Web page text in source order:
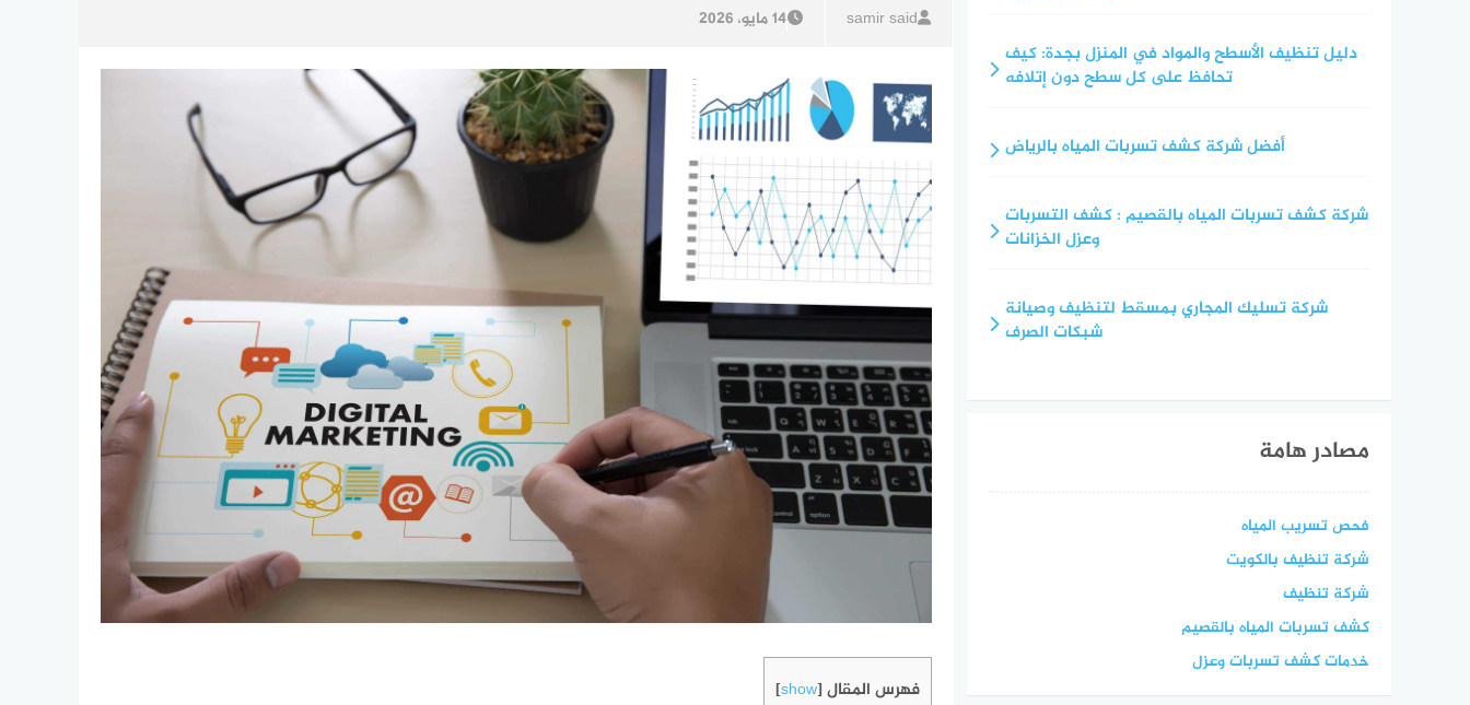
samir said 14 مايو، 2026
فهرس المقال [
show
]
دليل تنظيف الأسطح والمواد في المنزل بجدة: كيف
تحافظ على كل سطح دون إتلافه
أفضل شركة كشف تسربات المياه بالرياض
شركة كشف تسربات المياه بالقصيم : كشف التسربات
وعزل الخزانات
شركة تسليك المجاري بمسقط لتنظيف وصيانة
شبكات الصرف
مصادر هامة
فحص تسريب المياه
شركة تنظيف بالكويت
شركة تنظيف
كشف تسربات المياه بالقصيم
خدمات كشف تسربات وعزل